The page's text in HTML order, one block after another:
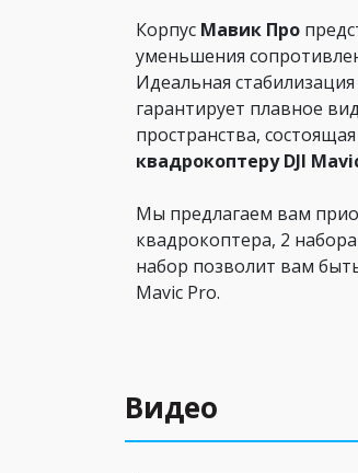
Корпус Мавик Про
уменьшения
Идеальная
гарантирует плавное
пространства,
квадрокоптеру DJI
Мы предлагаем вам
квадрокоптера, 2
набор позволит вам
Mavic Pro.
Видео